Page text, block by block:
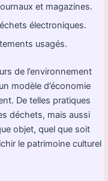
et magazines.
électroniques.
usagés.
de l’environnement
modèle d’économie
De telles pratiques
déchets, mais aussi
objet, quel que soit
le patrimoine culturel